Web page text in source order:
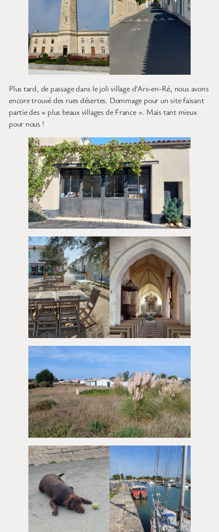
Plus tard, de passage dans le joli village d’Ars-en-Ré, nous avons
encore trouvé des rues désertes. Dommage pour un site faisant
partie des « plus beaux villages de France ». Mais tant mieux
pour nous !